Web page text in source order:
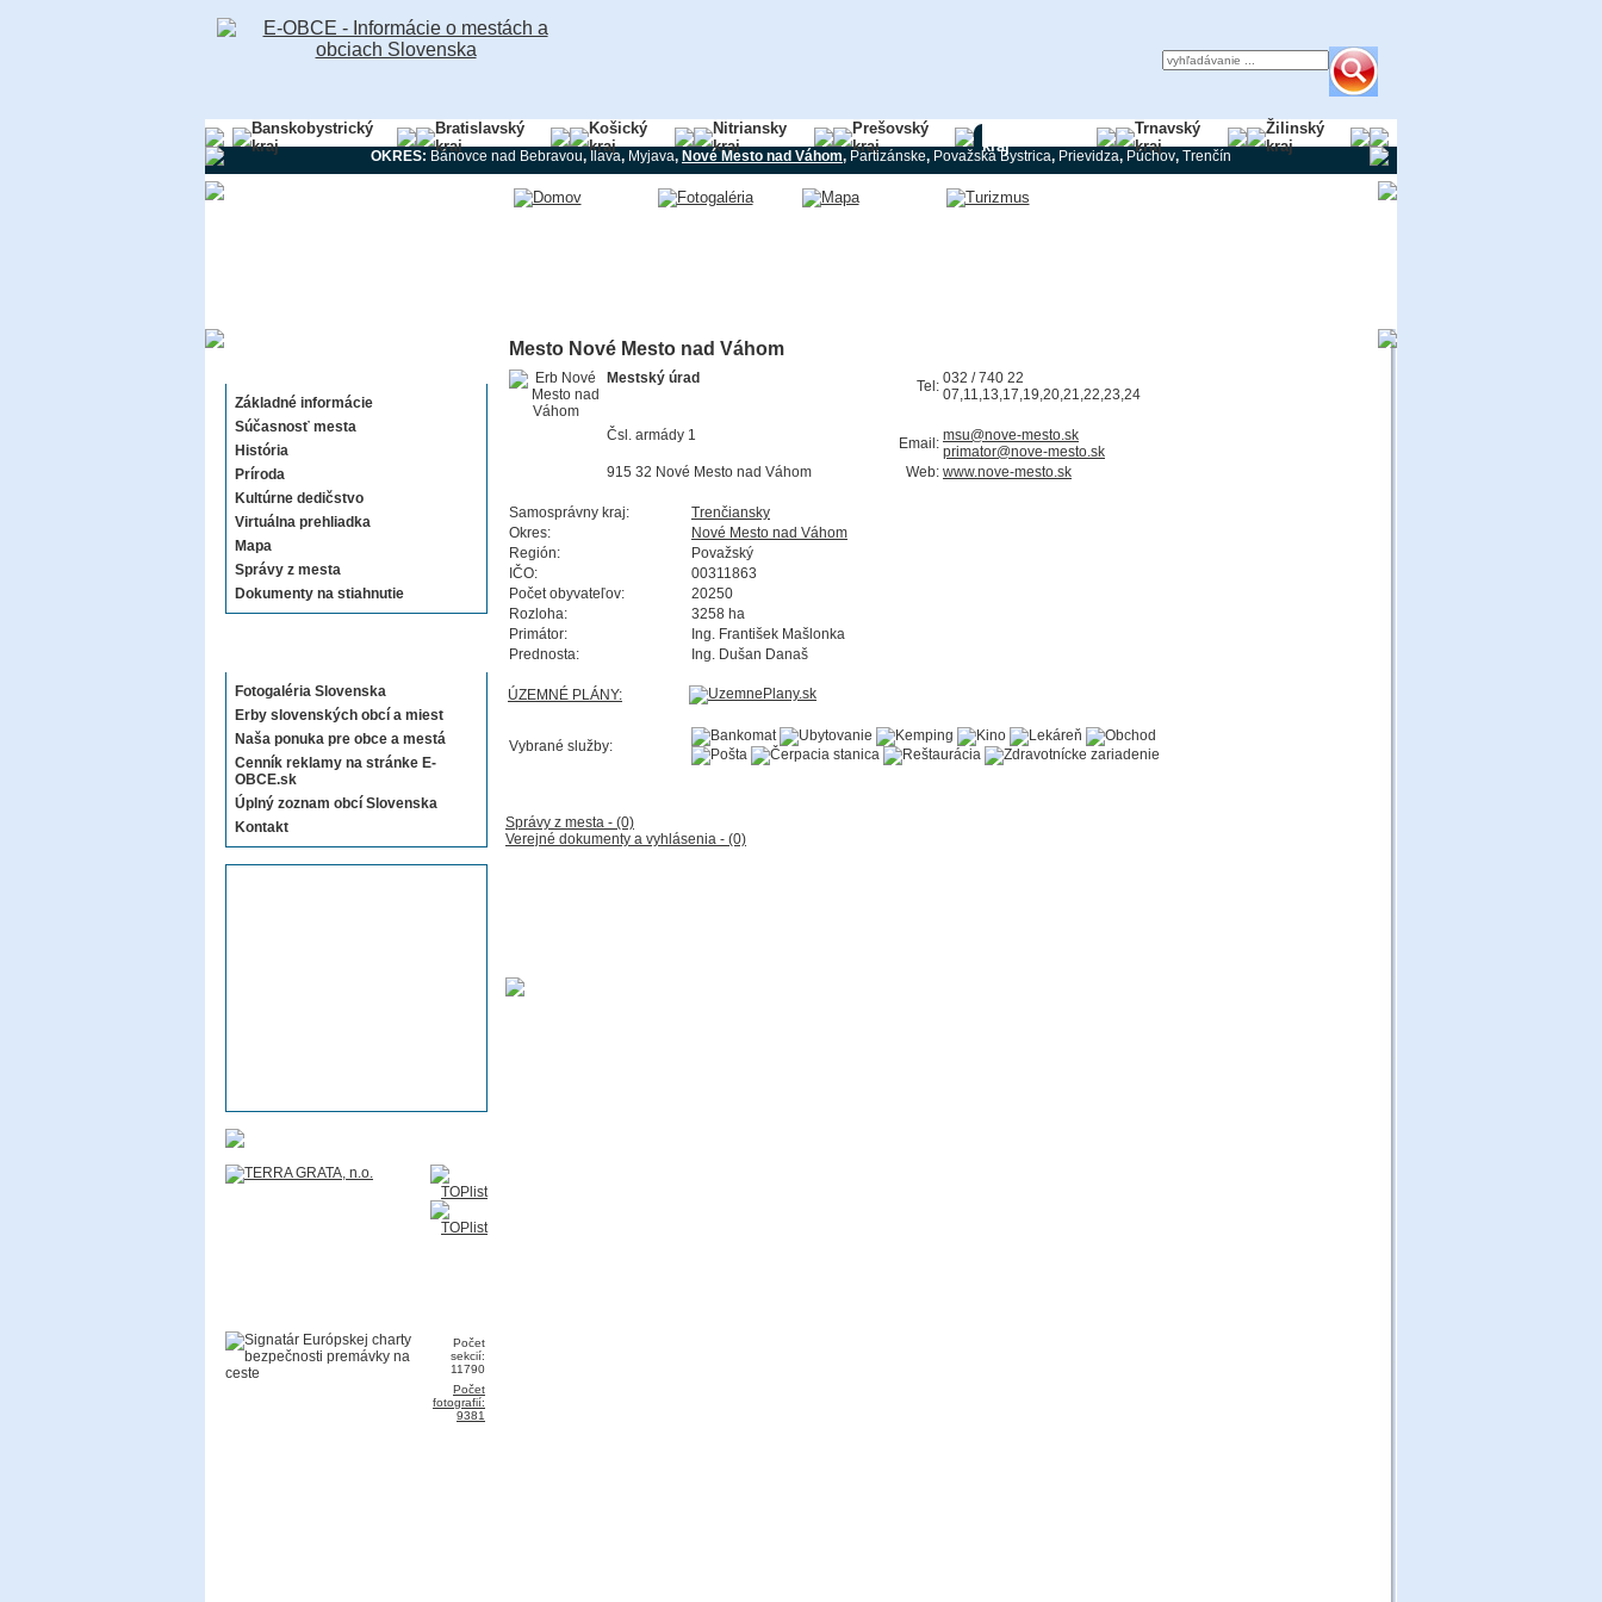
Banskobystrický
kraj
Bratislavský
kraj
Košický
kraj
Nitriansky
kraj
Prešovský
kraj
kraj
Trnavský
kraj
Žilinský
kraj
OKRES: Bánovce nad Bebravou, Ilava, Myjava, Nové Mesto nad Váhom, Partizánske, Považská Bystrica, Prievidza, Púchov, Trenčín
Základné informácie
Súčasnosť mesta
História
Príroda
Kultúrne dedičstvo
Virtuálna prehliadka
Mapa
Správy z mesta
Dokumenty na stiahnutie
Fotogaléria Slovenska
Erby slovenských obcí a miest
Naša ponuka pre obce a mestá
Cenník reklamy na stránke E-
OBCE.sk
Úplný zoznam obcí Slovenska
Kontakt
Počet
sekcií:
11790
Počet
fotografií:
9381
Mesto Nové Mesto nad Váhom
Mestský úrad Tel: 032 / 740 22
07,11,13,17,19,20,21,22,23,24
Čsl. armády 1 Email: msu@nove-mesto.sk
primator@nove-mesto.sk
915 32 Nové Mesto nad Váhom
Web: www.nove-mesto.sk
Samosprávny kraj:
Trenčiansky
Okres:
Nové Mesto nad Váhom
Región:
Považský
IČO:
00311863
Počet obyvateľov:
20250
Rozloha:
3258 ha
Primátor:
Ing. František Mašlonka
Prednosta:
Ing. Dušan Današ
ÚZEMNÉ PLÁNY:
Vybrané služby:
Správy z mesta - (0)
Verejné dokumenty a vyhlásenia - (0)